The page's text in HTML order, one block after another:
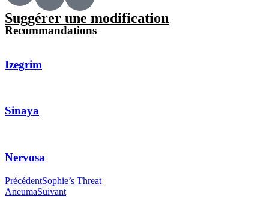
Suggérer une modification
Recommandations
Izegrim
Sinaya
Nervosa
PrécédentSophie’s Threat
AneumaSuivant